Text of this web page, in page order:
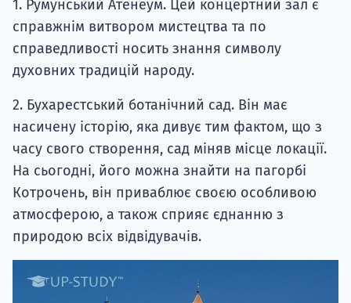
1. Румунський Атенеум. Цей концертний зал є
справжнім витвором мистецтва та по
справедливості носить знання символу
духовних традицій народу.
2. Бухарестський ботанічний сад. Він має
насичену історію, яка дивує тим фактом, що з
часу свого створення, сад міняв місце локації.
На сьогодні, його можна знайти на пагорбі
Котрочень, він приваблює своєю особливою
атмосферою, а також сприяє єднанню з
природою всіх відвідувачів.